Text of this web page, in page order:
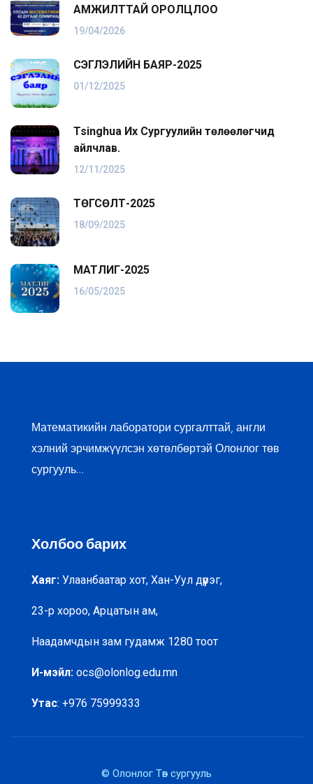
АМЖИЛТТАЙ ОРОЛЦЛОО
19/04/2026
ҮСЭГЛЭЛИЙН БАЯР-2025
01/12/2025
Tsinghua Их Сургуулийн төлөөлөгчид
айлчлав.
12/11/2025
ТӨГСӨЛТ-2025
18/09/2025
МАТЛИГ-2025
16/05/2025
Математикийн лаборатори сургалттай, англи
хэлний эрчимжүүлсэн хөтөлбөртэй Олонлог төв
сургууль…
Холбоо барих
Хаяг: Улаанбаатар хот, Хан-Уул дүүрэг,
23-р хороо, Арцатын ам,
Наадамчдын зам гудамж 1280 тоот
И-мэйл: ocs@olonlog.edu.mn
Утас: +976 75999333
© Олонлог Төв сургууль